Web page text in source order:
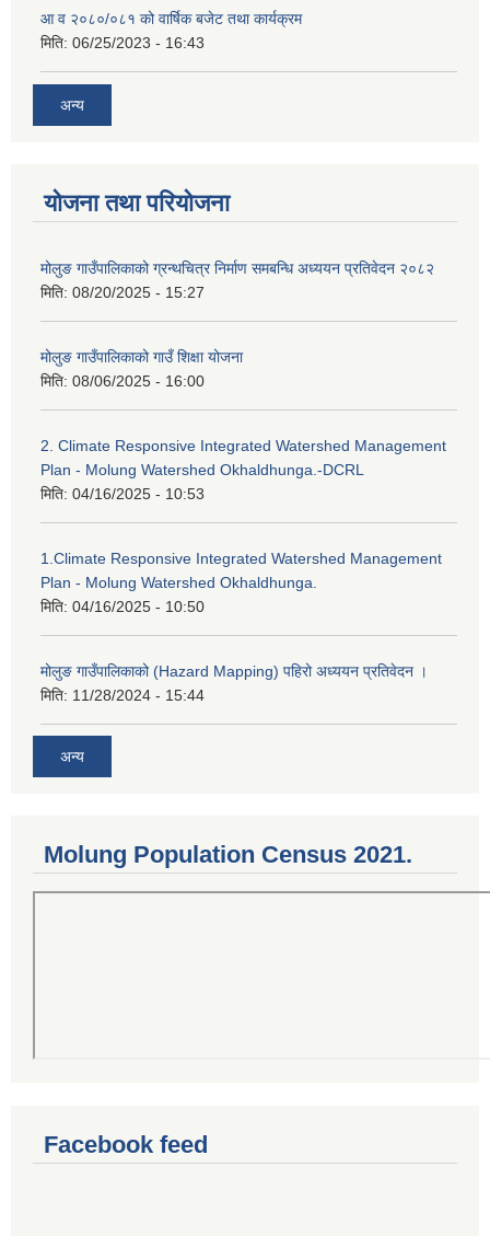
आ व २०८०/०८१ को वार्षिक बजेट तथा कार्यक्रम
मिति: 06/25/2023 - 16:43
अन्य
योजना तथा परियोजना
मोलुङ गाउँपालिकाको ग्रन्थचित्र निर्माण समबन्धि अध्ययन प्रतिवेदन २०८२
मिति: 08/20/2025 - 15:27
मोलुङ गाउँपालिकाको गाउँ शिक्षा योजना
मिति: 08/06/2025 - 16:00
2. Climate Responsive Integrated Watershed Management
Plan - Molung Watershed Okhaldhunga.-DCRL
मिति: 04/16/2025 - 10:53
1.Climate Responsive Integrated Watershed Management
Plan - Molung Watershed Okhaldhunga.
मिति: 04/16/2025 - 10:50
मोलुङ गाउँपालिकाको (Hazard Mapping) पहिरो अध्ययन प्रतिवेदन ।
मिति: 11/28/2024 - 15:44
अन्य
Molung Population Census 2021.
Facebook feed